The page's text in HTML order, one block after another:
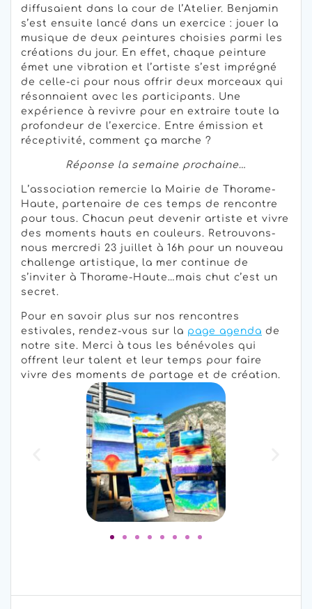
diffusaient dans la cour de l’Atelier. Benjamin
s’est ensuite lancé dans un exercice : jouer la
musique de deux peintures choisies parmi les
créations du jour. En effet, chaque peinture
émet une vibration et l’artiste s’est imprégné
de celle-ci pour nous offrir deux morceaux qui
résonnaient avec les participants. Une
expérience à revivre pour en extraire toute la
profondeur de l’exercice. Entre émission et
réceptivité, comment ça marche ?
Réponse la semaine prochaine…
L’association remercie la Mairie de Thorame-
Haute, partenaire de ces temps de rencontre
pour tous. Chacun peut devenir artiste et vivre
des moments hauts en couleurs. Retrouvons-
nous mercredi 23 juillet à 16h pour un nouveau
challenge artistique, la mer continue de
s’inviter à Thorame-Haute…mais chut c’est un
secret.
Pour en savoir plus sur nos rencontres
estivales, rendez-vous sur la page agenda de
notre site. Merci à tous les bénévoles qui
offrent leur talent et leur temps pour faire
vivre des moments de partage et de création.